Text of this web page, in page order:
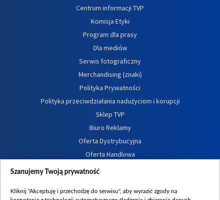
Centrum informacji TVP
Komisja Etyki
Program dla prasy
Dla mediów
Serwis fotograficzny
Merchandising (znaki)
Polityka Prywatności
Polityka przeciwdziałania nadużyciom i korupcji
Sklep TVP
Biuro Reklamy
Oferta Dystrybucyjna
Oferta Handlowa
Dostępność
Procedura zgłoszeń wewnętrznych
Szanujemy Twoją prywatność
Kliknij "Akceptuję i przechodzę do serwisu", aby wyrazić zgody na